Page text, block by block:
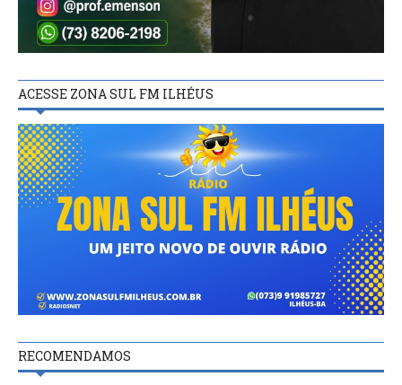
ACESSE ZONA SUL FM ILHÉUS
RECOMENDAMOS